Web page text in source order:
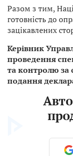
Разом з тим,
готовність до
зацікавлених
Керівник
проведення
та контролю за
подання